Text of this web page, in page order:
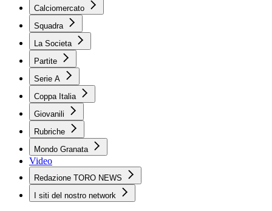
Calciomercato
Squadra
La Societa
Partite
Serie A
Coppa Italia
Giovanili
Rubriche
Mondo Granata
Video
Redazione TORO NEWS
I siti del nostro network